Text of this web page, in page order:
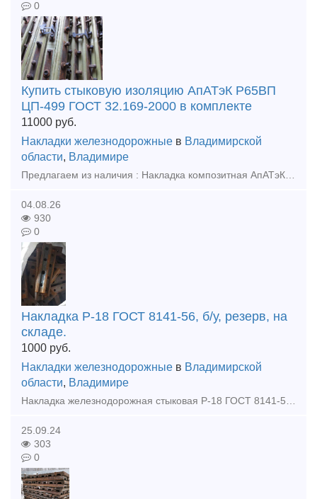
0
Купить стыковую изоляцию АпАТэК Р65ВП
ЦП-499 ГОСТ 32.169-2000 в комплекте
11000 руб.
Накладки железнодорожные в Владимирской
области, Владимире
Предлагаем из наличия : Накладка композитная АпАТэК Р65ВП ЦП-499-2шт, Прокладка стыковая ПСН-65 ЦП-507-1шт., Прокладка стыковая ПСН-65 ЦП-507-1шт., Планка стопорная СИ-Р65ВП-8-2 ЦП-504-2шт., Планка ст
04.08.26
930
0
Накладка Р-18 ГОСТ 8141-56, б/у, резерв, на
складе.
1000 руб.
Накладки железнодорожные в Владимирской
области, Владимире
Накладка железнодорожная стыковая Р-18 ГОСТ 8141-56, для узкоколейных рельсов Р-18 б/у, восстановленная. Отгрузка: транспортной компанией или самовывоз Оплата: безналичный расчет, наличные, по факту
25.09.24
303
0